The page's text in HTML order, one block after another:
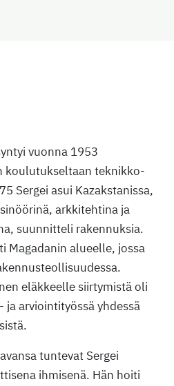
vuonna 1953
koulutukseltaan teknikko-
Sergei asui Kazakstanissa,
arkkitehtina ja
suunnitteli rakennuksia.
Magadanin alueelle, jossa
eläkkeelle siirtymistä oli
arviointityössä yhdessä
tuntevat Sergei
ihmisenä. Hän hoiti